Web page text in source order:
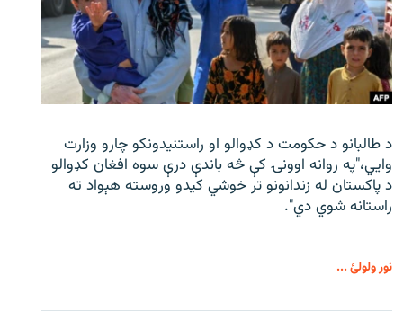
د طالبانو د حکومت د کډوالو او راستنیدونکو چارو وزارت
وايي،"په روانه اوونۍ کې څه باندې درې سوه افغان کډوالو
د پاکستان له زندانونو تر خوشي کیدو وروسته هېواد ته
راستانه شوي دي".
نور ولولئ ...